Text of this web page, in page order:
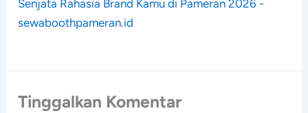
Senjata Rahasia Brand Kamu di Pameran 2026 -
sewaboothpameran.id
Tinggalkan Komentar